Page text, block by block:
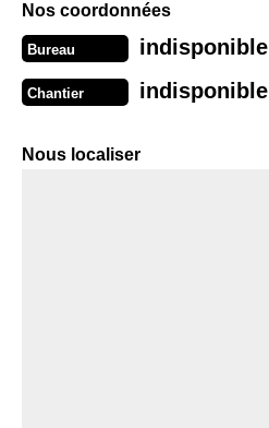
Nos coordonnées
Bureau indisponible
Chantier indisponible
Nous localiser